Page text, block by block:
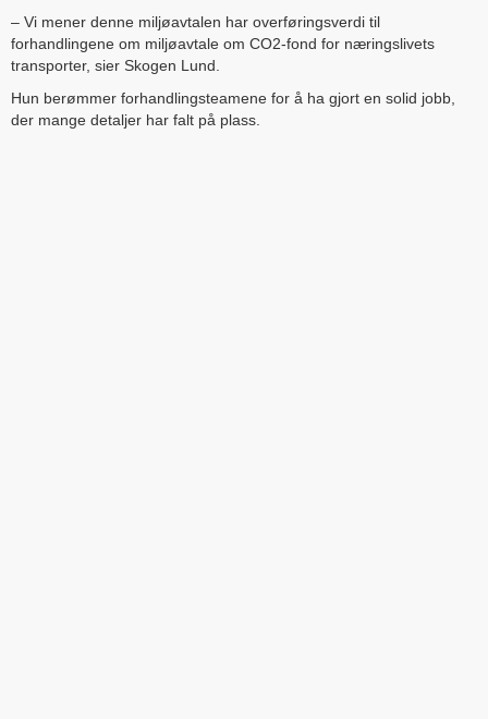
– Vi mener denne miljøavtalen har overføringsverdi til
forhandlingene om miljøavtale om CO2-fond for næringslivets
transporter, sier Skogen Lund.
Hun berømmer forhandlingsteamene for å ha gjort en solid jobb,
der mange detaljer har falt på plass.